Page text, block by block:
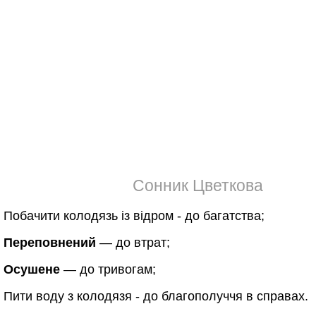
Сонник Цветкова
Побачити колодязь із відром - до багатства;
Переповнений — до втрат;
Осушене — до тривогам;
Пити воду з колодязя - до благополуччя в справах.